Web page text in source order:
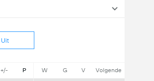
Uit
+/- P W G V Volgende